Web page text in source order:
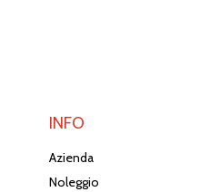
INFO
Azienda
Noleggio